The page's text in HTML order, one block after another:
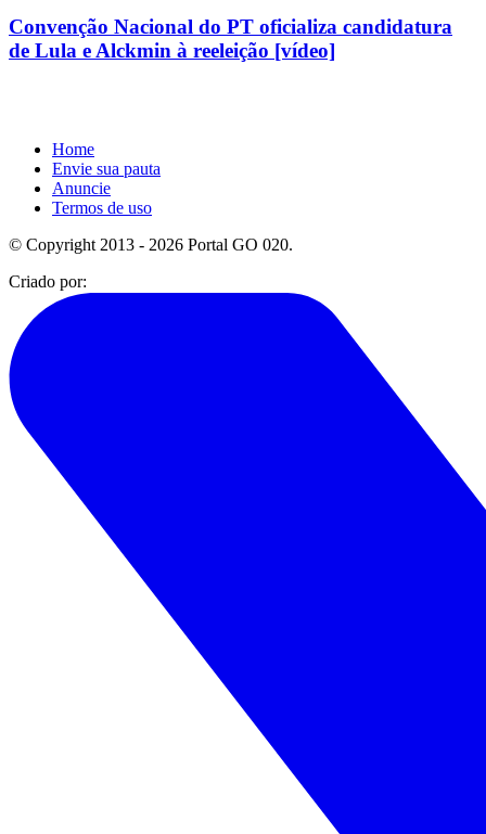
Convenção Nacional do PT oficializa candidatura
de Lula e Alckmin à reeleição [vídeo]
Home
Envie sua pauta
Anuncie
Termos de uso
© Copyright 2013 - 2026 Portal GO 020.
Criado por: